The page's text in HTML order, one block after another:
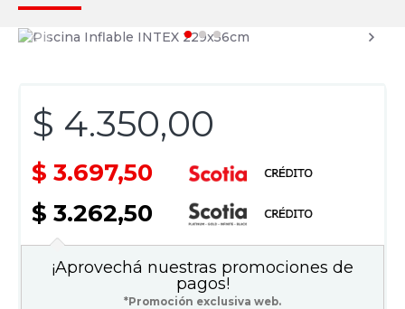
$ 4.350,00
$ 3.697,50
$ 3.262,50
¡Aprovechá nuestras promociones de
pagos!
*Promoción exclusiva web.